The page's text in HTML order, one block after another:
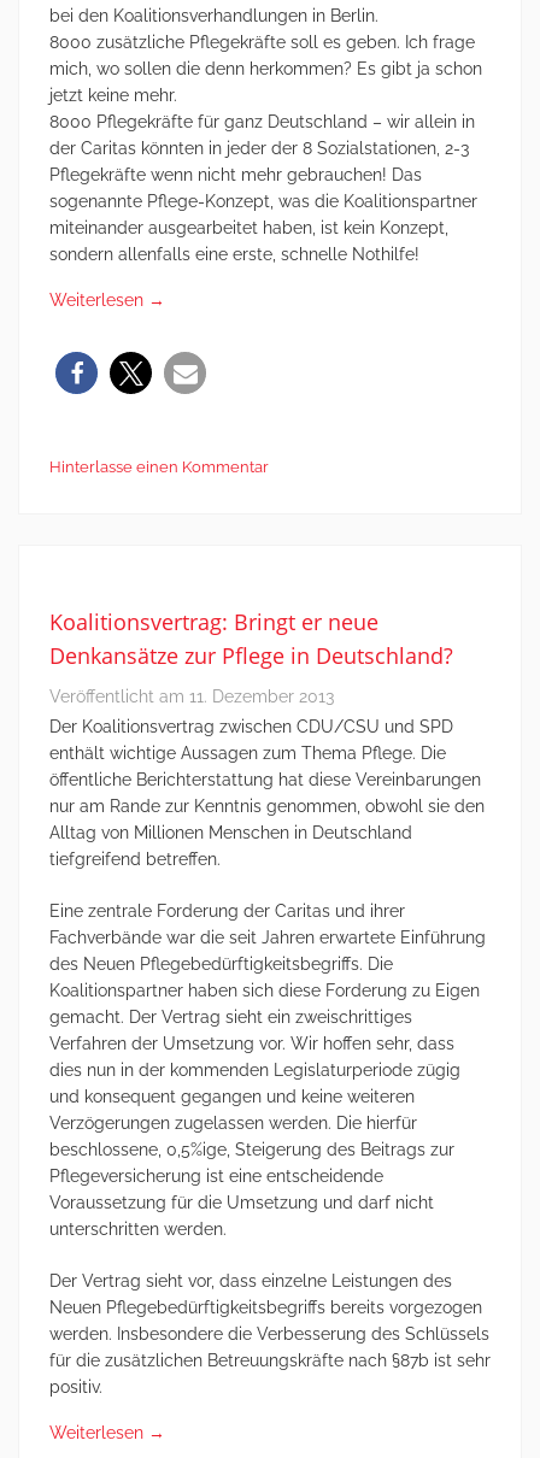
bei den Koalitionsverhandlungen in Berlin.
8000 zusätzliche Pflegekräfte soll es geben. Ich frage
mich, wo sollen die denn herkommen? Es gibt ja schon
jetzt keine mehr.
8000 Pflegekräfte für ganz Deutschland – wir allein in
der Caritas könnten in jeder der 8 Sozialstationen, 2-3
Pflegekräfte wenn nicht mehr gebrauchen! Das
sogenannte Pflege-Konzept, was die Koalitionspartner
miteinander ausgearbeitet haben, ist kein Konzept,
sondern allenfalls eine erste, schnelle Nothilfe!
Weiterlesen →
Hinterlasse einen Kommentar
Koalitionsvertrag: Bringt er neue
Denkansätze zur Pflege in Deutschland?
Veröffentlicht am 11. Dezember 2013
Der Koalitionsvertrag zwischen CDU/CSU und SPD
enthält wichtige Aussagen zum Thema Pflege. Die
öffentliche Berichterstattung hat diese Vereinbarungen
nur am Rande zur Kenntnis genommen, obwohl sie den
Alltag von Millionen Menschen in Deutschland
tiefgreifend betreffen.
Eine zentrale Forderung der Caritas und ihrer
Fachverbände war die seit Jahren erwartete Einführung
des Neuen Pflegebedürftigkeitsbegriffs. Die
Koalitionspartner haben sich diese Forderung zu Eigen
gemacht. Der Vertrag sieht ein zweischrittiges
Verfahren der Umsetzung vor. Wir hoffen sehr, dass
dies nun in der kommenden Legislaturperiode zügig
und konsequent gegangen und keine weiteren
Verzögerungen zugelassen werden. Die hierfür
beschlossene, 0,5%ige, Steigerung des Beitrags zur
Pflegeversicherung ist eine entscheidende
Voraussetzung für die Umsetzung und darf nicht
unterschritten werden.
Der Vertrag sieht vor, dass einzelne Leistungen des
Neuen Pflegebedürftigkeitsbegriffs bereits vorgezogen
werden. Insbesondere die Verbesserung des Schlüssels
für die zusätzlichen Betreuungskräfte nach §87b ist sehr
positiv.
Weiterlesen →